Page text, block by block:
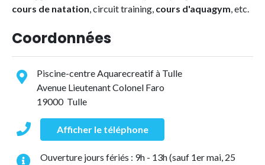
cours de natation, circuit training, cours d'aquagym, etc.
Coordonnées
Piscine-centre Aquarecreatif à Tulle
Avenue Lieutenant Colonel Faro
19000 Tulle
Afficher le téléphone
Ouverture jours fériés : 9h - 13h (sauf 1er mai, 25